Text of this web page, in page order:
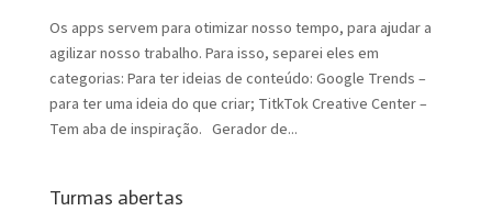
Os apps servem para otimizar nosso tempo, para ajudar a
agilizar nosso trabalho. Para isso, separei eles em
categorias: Para ter ideias de conteúdo: Google Trends –
para ter uma ideia do que criar; TitkTok Creative Center –
Tem aba de inspiração. Gerador de...
Turmas abertas